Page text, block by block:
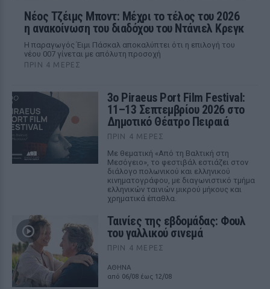
Νέος Τζέιμς Μποντ: Μέχρι το τέλος του 2026
η ανακοίνωση του διαδόχου του Ντάνιελ Κρεγκ
Η παραγωγός Έιμι Πάσκαλ αποκαλύπτει ότι η επιλογή του
νέου 007 γίνεται με απόλυτη προσοχή
ΠΡΙΝ 4 ΜΈΡΕΣ
3ο Piraeus Port Film Festival:
11–13 Σεπτεμβρίου 2026 στο
Δημοτικό Θέατρο Πειραιά
ΠΡΙΝ 4 ΜΈΡΕΣ
Με θεματική «Από τη Βαλτική στη
Μεσόγειο», το φεστιβάλ εστιάζει στον
διάλογο πολωνικού και ελληνικού
κινηματογράφου, με διαγωνιστικό τμήμα
ελληνικών ταινιών μικρού μήκους και
χρηματικά έπαθλα.
Ταινίες της εβδομάδας: Φουλ
του γαλλικού σινεμά
ΠΡΙΝ 4 ΜΈΡΕΣ
ΑΘΗΝΑ
από 06/08 έως 12/08